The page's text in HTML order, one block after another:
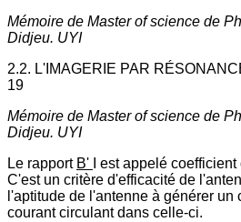
Mémoire de Master of science de
Didjeu. UYI
2.2. L'IMAGERIE PAR
19
Mémoire de Master of science de
Didjeu. UYI
Le rapport B'
I est appelé
C'est un critère d'efficacité de
l'aptitude de l'antenne à générer un
courant circulant dans celle-ci.